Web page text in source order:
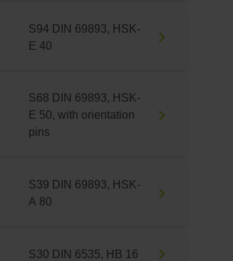
S94 DIN 69893, HSK-
E 40
S68 DIN 69893, HSK-
E 50, with orientation
pins
S39 DIN 69893, HSK-
A 80
S30 DIN 6535, HB 16